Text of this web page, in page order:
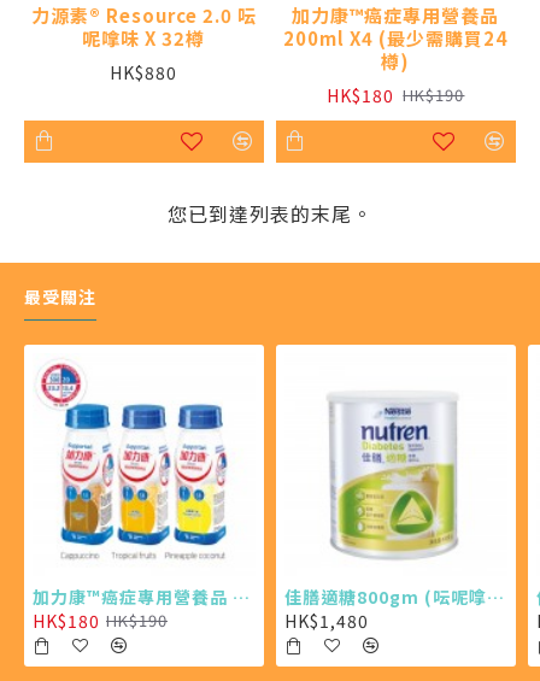
力源素® Resource 2.0 呍
呢嗱味 X 32樽
HK$880
加力康™癌症專用營養品
200ml X4 (最少需購買24
樽)
HK$180 HK$190
您已到達列表的末尾。
最受關注
加力康™癌症專用營養品 200ml X4 (最少需購買24樽)
HK$180 HK$190
佳膳適糖800gm (呍呢嗱味 X 6罐)
HK$1,480